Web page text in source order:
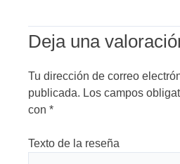
Deja una
Tu dirección de correo
publicada. Los campos
con *
Texto de la reseña